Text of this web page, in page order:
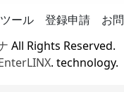
ール 登録申請
お
All Rights Reserved.
. technology.